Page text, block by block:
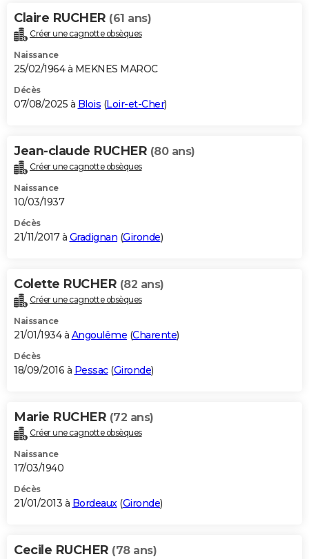
Alimentation
Guide de la santé
Maladies
Médicaments
Sommeil
VOYAGE
Destinations
City break
Voyage nature
Voyage de noces
Forum
Climat
+PHOTO
GUIDES D'ACHAT
BONS PLANS
Carte de Noël
Carte Bonne année
Carte Saint-Valentin
Carte Pâques
Carte d'anniversaire
DICTIONNAIRE
Dictionnaire
Biographies
Citations
Expressions
Proverbes
PROGRAMME TV
S'inscrire
Se connecter
Lycées
Collèges
Primaires
Universités
Entreprises
Service militaire
Avis de recherche
AVIS DE DÉCÈS
Bricolage
Lifestyle
Culture
Sport
Auto
Television
Voyage
Cinema
Claire RUCHER (61 ans)
Créer une cagnotte obsèques
Naissance
25/02/1964 à MEKNES MAROC
Décès
07/08/2025 à Blois (Loir-et-Cher)
Jean-claude RUCHER (80 ans)
Créer une cagnotte obsèques
Naissance
10/03/1937
Décès
21/11/2017 à Gradignan (Gironde)
Colette RUCHER (82 ans)
Créer une cagnotte obsèques
Naissance
21/01/1934 à Angoulême (Charente)
Décès
18/09/2016 à Pessac(Gironde)
Marie RUCHER (72 ans)
Créer une cagnotte obsèques
Naissance
17/03/1940
Décès
21/01/2013 à Bordeaux (Gironde)
Cecile RUCHER (78 ans)